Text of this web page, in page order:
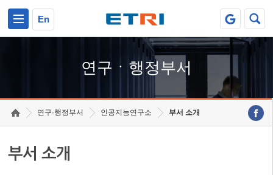
En
연구ㆍ행정부서
연구·행정부서 인공지능연구소 부서 소개
부서 소개